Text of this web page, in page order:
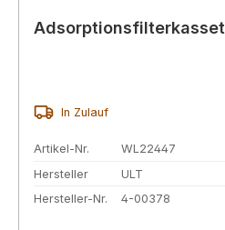
In Zulauf
Artikel-Nr.
WL22447
Hersteller
ULT
Hersteller-Nr.
4-00378